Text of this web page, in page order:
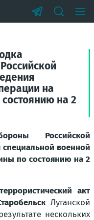
на
на 2
Российской
военной
по состоянию на 2
акт
Луганской
нескольких